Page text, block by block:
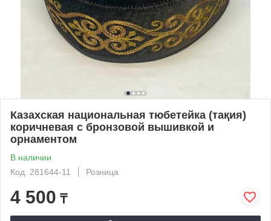
Казахская национальная тюбетейка (тақия)
коричневая с бронзовой вышивкой и
орнаментом
В наличии
Код: 281644-11
Розница
4 500 ₸